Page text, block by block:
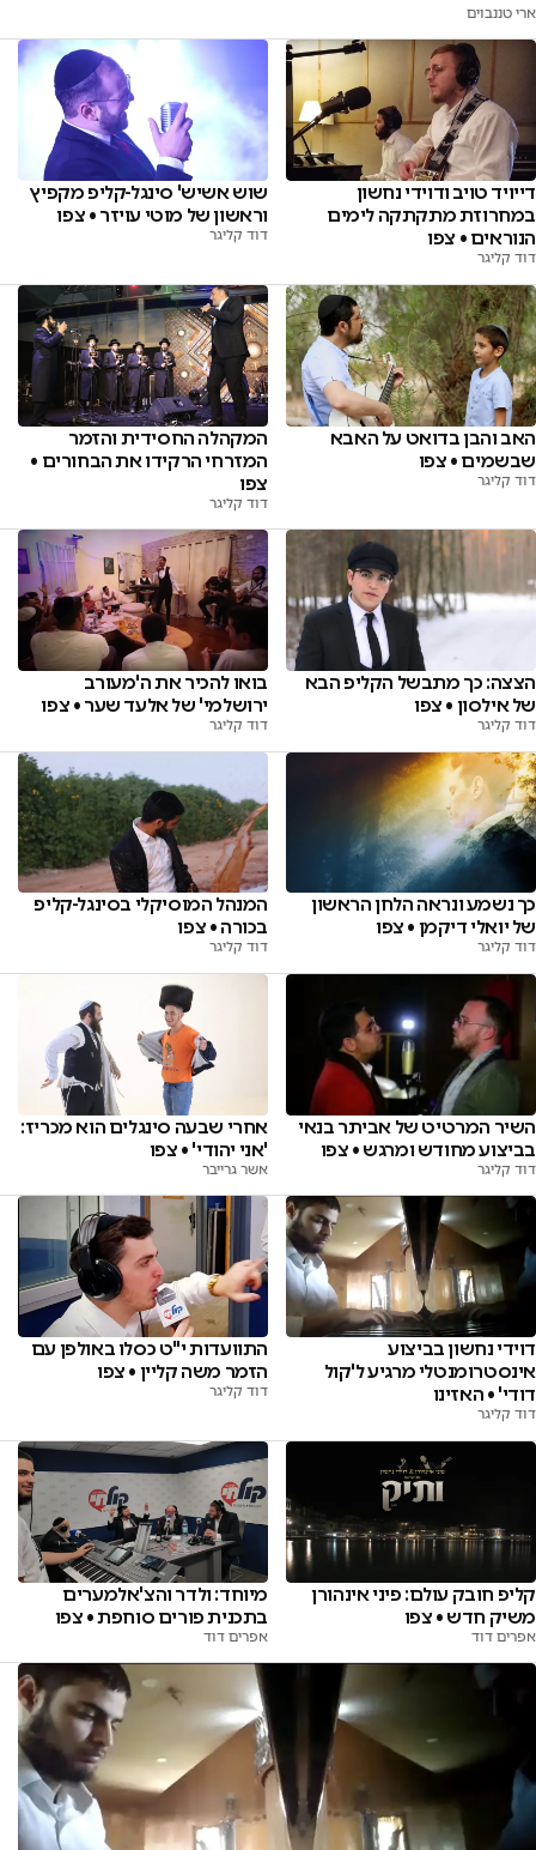
ארי טננבוים
דייויד טויב ודוידי נחשון
במחרוזת מתקתקה לימים
הנוראים • צפו
דוד קליגר
שוש אשיש' סינגל-קליפ מקפיץ
וראשון של מוטי עויזר • צפו
דוד קליגר
האב והבן בדואט על האבא
שבשמים • צפו
דוד קליגר
המקהלה החסידית והזמר
המזרחי הרקידו את הבחורים •
צפו
דוד קליגר
הצצה: כך מתבשל הקליפ הבא
של אילסון • צפו
דוד קליגר
בואו להכיר את ה'מעורב
ירושלמי' של אלעד שער • צפו
דוד קליגר
כך נשמע ונראה הלחן הראשון
של יואלי דיקמן • צפו
דוד קליגר
המנהל המוסיקלי בסינגל-קליפ
בכורה • צפו
דוד קליגר
השיר המרטיט של אביתר בנאי
בביצוע מחודש ומרגש • צפו
דוד קליגר
אחרי שבעה סינגלים הוא מכריז:
'אני יהודי' • צפו
אשר גרייבר
דוידי נחשון בביצוע
אינסטרומנטלי מרגיע ל'קול
דודי' • האזינו
דוד קליגר
התוועדות י"ט כסלו באולפן עם
הזמר משה קליין • צפו
דוד קליגר
קליפ חובק עולם: פיני אינהורן
משיק חדש • צפו
אפרים דוד
מיוחד: ולדר והצ'אלמערים
בתכנית פורים סוחפת • צפו
אפרים דוד